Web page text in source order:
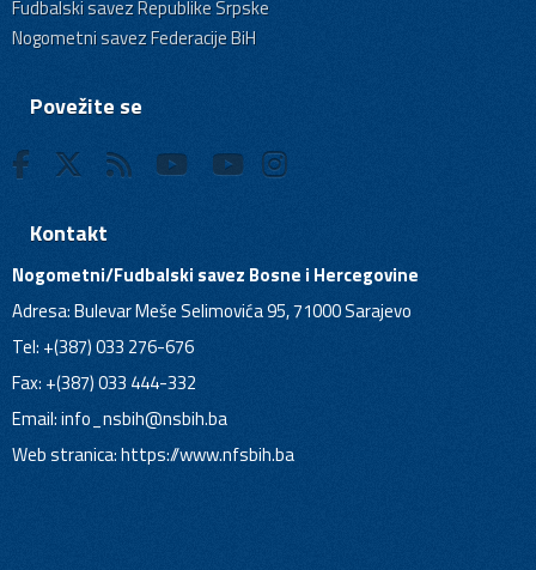
Fudbalski savez Republike Srpske
Nogometni savez Federacije BiH
Povežite se
Kontakt
Nogometni/Fudbalski savez Bosne i Hercegovine
Adresa: Bulevar Meše Selimovića 95, 71000 Sarajevo
Tel: +(387) 033 276-676
Fax: +(387) 033 444-332
Email:info_nsbih@nsbih.ba
Web stranica: https://www.nfsbih.ba